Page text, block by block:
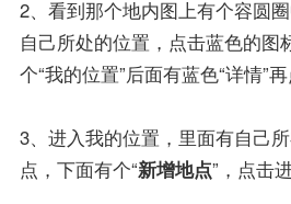
2、看到那个地内图上有个容圆
自己所处的位置，点击蓝色的图
个“我的位置”后面有蓝色“详情”再
3、进入我的位置，里面有自己
点，下面有个“新增地点”，点击进